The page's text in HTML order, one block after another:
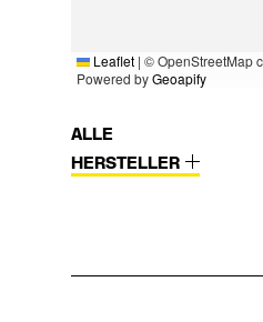
Leaflet | © OpenStreetMap
Powered byGeoapify
ALLE
HERSTELLER